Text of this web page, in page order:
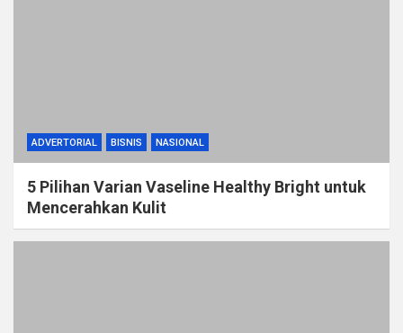
ADVERTORIAL BISNIS NASIONAL
5 Pilihan Varian Vaseline Healthy Bright untuk
Mencerahkan Kulit